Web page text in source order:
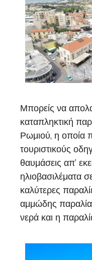
Μπορείς να
καταπληκτική
Ρωμιού, η οποία
τουριστικούς
θαυμάσεις απ’
ηλιοβασιλέματα
καλύτερες
αμμώδης
νερά και η